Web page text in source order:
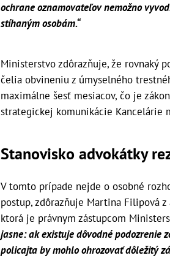
ochrane oznamovateľov nemožno
stíhaným osobám.“
Ministerstvo zdôrazňuje, že rovnaký
čelia obvineniu z úmyselného
maximálne šesť mesiacov, čo je
strategickej komunikácie Kancelárie
Stanovisko advokátky
V tomto prípade nejde o osobné
postup, zdôrazňuje Martina Filipová
ktorá je právnym zástupcom
jasne: ak existuje dôvodné podozrenie
policajta by mohlo ohrozovať dôležitý